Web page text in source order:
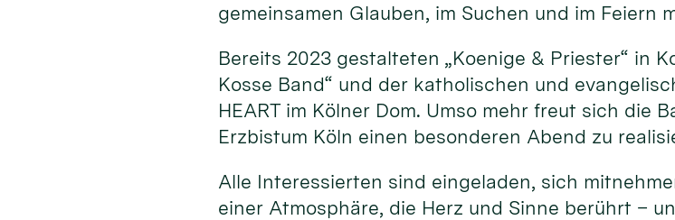
gemeinsamen Glauben, im Suchen und im Feiern
Bereits 2023 gestalteten „Koenige & Priester“ in
Kosse Band“ und der katholischen und
HEART im Kölner Dom. Umso mehr freut sich die
Erzbistum Köln einen besonderen Abend zu
Alle Interessierten sind eingeladen, sich
einer Atmosphäre, die Herz und Sinne berührt –